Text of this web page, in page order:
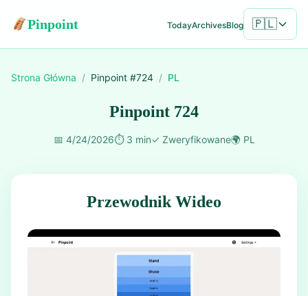
Pinpoint TodayArchivesBlog 🇵🇱
Strona Główna / Pinpoint #724 / PL
Pinpoint 724
📅 4/24/2026⏱️ 3 min✓ Zweryfikowane🌍 PL
Przewodnik Wideo